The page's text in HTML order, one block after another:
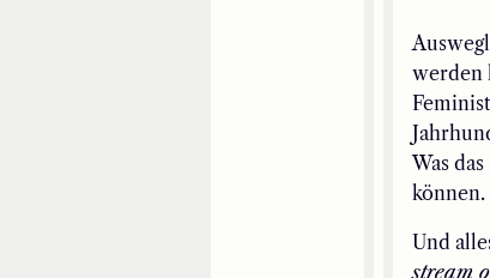
werden
Was das
können.
Und
stream